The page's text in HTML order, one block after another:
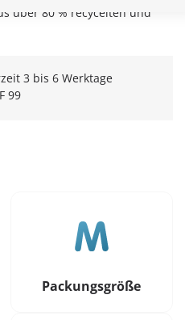
über 80 % recycelten und
3 bis 6 Werktage
99
Packungsgröße